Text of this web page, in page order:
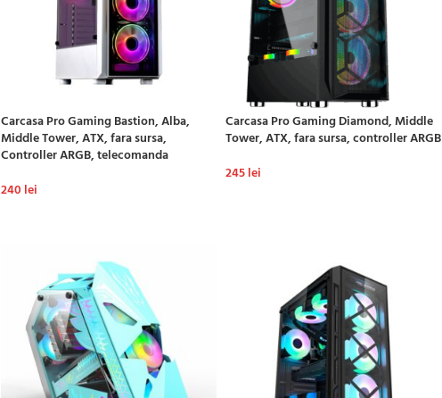
Carcasa Pro Gaming Bastion, Alba,
Middle Tower, ATX, fara sursa,
Controller ARGB, telecomanda
240 lei
Carcasa Pro Gaming Diamond, Middle
Tower, ATX, fara sursa, controller ARGB
245lei